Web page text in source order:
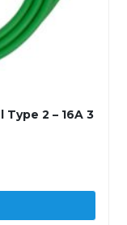
2 – 16A 3